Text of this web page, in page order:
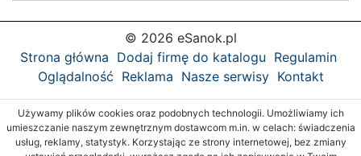
© 2026 eSanok.pl
Strona główna Dodaj firmę do katalogu Regulamin
Oglądalność Reklama Nasze serwisy Kontakt
Używamy plików cookies oraz podobnych technologii. Umożliwiamy ich
umieszczanie naszym zewnętrznym dostawcom m.in. w celach: świadczenia
usług, reklamy, statystyk. Korzystając ze strony internetowej, bez zmiany